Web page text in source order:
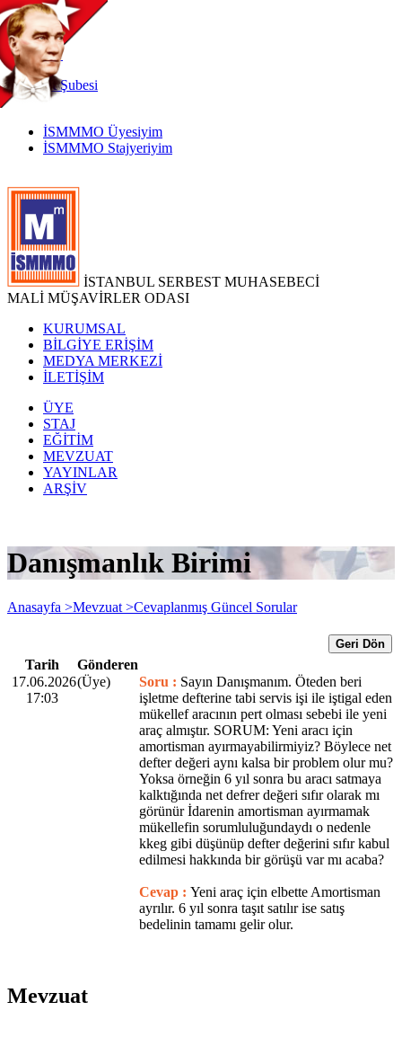
TR
|
EN
İnternetŞubesi
İSMMMO Üyesiyim
İSMMMO Stajyeriyim
İSTANBUL SERBEST MUHASEBECİ
MALİ MÜŞAVİRLER ODASI
KURUMSAL
BİLGİYE ERİŞİM
MEDYA MERKEZİ
İLETİŞİM
ÜYE
STAJ
EĞİTİM
MEVZUAT
YAYINLAR
ARŞİV
Danışmanlık Birimi
Anasayfa >Mevzuat >Cevaplanmış Güncel Sorular
Geri Dön
Tarih
Gönderen
17.06.2026
17:03
(Üye) Soru : Sayın Danışmanım. Öteden beri
işletme defterine tabi servis işi ile iştigal eden
mükellef aracının pert olması sebebi ile yeni
araç almıştır. SORUM: Yeni aracı için
amortisman ayırmayabilirmiyiz? Böylece net
defter değeri aynı kalsa bir problem olur mu?
Yoksa örneğin 6 yıl sonra bu aracı satmaya
kalktığında net defrer değeri sıfır olarak mı
görünür İdarenin amortisman ayırmamak
mükellefin sorumluluğundaydı o nedenle
kkeg gibi düşünüp defter değerini sıfır kabul
edilmesi hakkında bir görüşü var mı acaba?
Cevap : Yeni araç için elbette Amortisman
ayrılır. 6 yıl sonra taşıt satılır ise satış
bedelinin tamamı gelir olur.
Mevzuat